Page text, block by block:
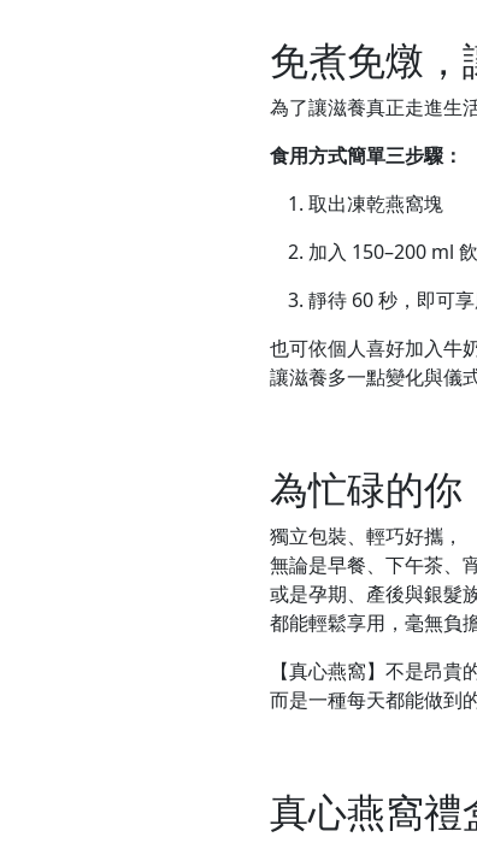
免煮免燉，
為了讓滋養真正走進生
食用方式簡單三步驟：
取出凍乾燕窩塊
加入 150–200 ml
靜待 60 秒，即可
也可依個人喜好加入牛
讓滋養多一點變化與儀式
為忙碌的你
獨立包裝、輕巧好攜，
無論是早餐、下午茶、
或是孕期、產後與銀髮
都能輕鬆享用，毫無負擔
【真心燕窩】不是昂貴
而是一種每天都能做到
真心燕窩禮